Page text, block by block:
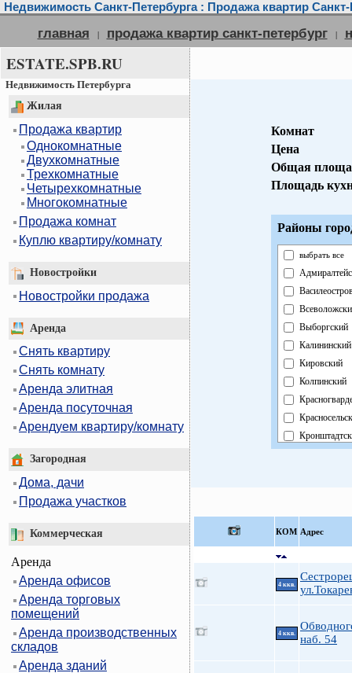
Недвижимость Санкт-Петербурга : Продажа квартир Санкт-
главная | продажа квартир санкт-петербург |
ESTATE.SPB.RU
Недвижимость Петербурга
Жилая
Продажа квартир
Однокомнатные
Двухкомнатные
Трехкомнатные
Четырехкомнатные
Многокомнатные
Продажа комнат
Куплю квартиру/комнату
Новостройки
Новостройки продажа
Аренда
Снять квартиру
Снять комнату
Аренда элитная
Аренда посуточная
Арендуем квартиру/комнату
Загородная
Дома, дачи
Продажа участков
Коммерческая
Аренда
Аренда офисов
Аренда торговых
помещений
Аренда производственных
складов
Аренда зданий
Комнат
Цена
Общая
Площадь
Районы
выбрать все
Выборгский
Калининский
Кировский
Колпинский
Павловский
Приморский
Пушкинский
Центральный
КOМ Адрес
4 ккв.
4 ккв.
наб. 54